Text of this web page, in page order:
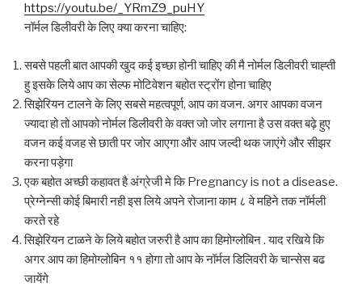
https://youtu.be/_YRmZ9_puHY
नॉर्मल डिलीवरी के लिए क्या करना चाहिए:
सबसे पहली बात आपकी खुद कई इच्छा होनी चाहिए की मै नोर्मल डिलीवरी चाह्ती
हु इसके लिये आप का सेल्फ मोटिवेशन बहोत स्ट्रोंग होना चाहिए
सिझेरियन टालने के लिए सबसे महत्वपूर्ण, आप का वजन. अगर आपका वजन
ज्यादा हो तो आपको नोर्मल डिलीवरी के वक्त जो जोर लगाना है उस वक्त बढ़े हुए
वजन कई वजह से छाती पर जोर आएगा और आप जल्दी थक जाएंगे और सीझर
करना पड़ेगा
एक बहोत अच्छी कहावत है अंग्रेजी मे कि Pregnancy is not a disease.
प्रेग्नेन्सी कोई बिमारी नही इस लिये अपने रोजाना काम ८ वे महिने तक नॉर्मली
करते रहे
सिझेरियन टाळने के लिये बहोत जरुरी है आप का हिमोग्लोबिन . याद रखिये कि
अगर आप का हिमोग्लोबिन ११ होगा तो आप के नॉर्मल डिलिवरी के चान्सेस बढ
जायेंगे